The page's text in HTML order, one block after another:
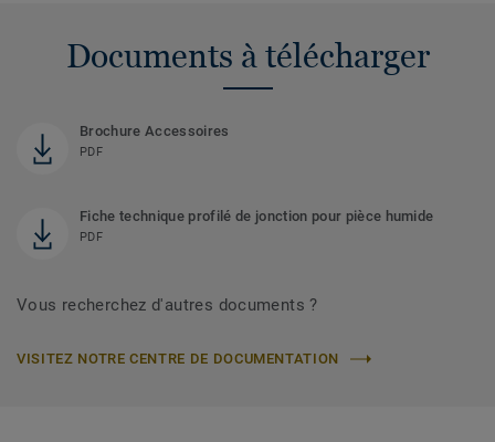
Documents à télécharger
Brochure Accessoires
PDF
Fiche technique profilé de jonction pour pièce humide
PDF
Vous recherchez d'autres documents ?
VISITEZ NOTRE CENTRE DE DOCUMENTATION